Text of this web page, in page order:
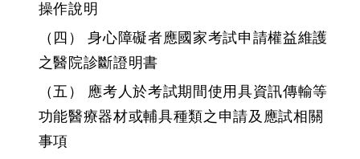
操作說明
（四） 身心障礙者應國家考試申請權益維護
之醫院診斷證明書
（五） 應考人於考試期間使用具資訊傳輸等
功能醫療器材或輔具種類之申請及應試相關
事項